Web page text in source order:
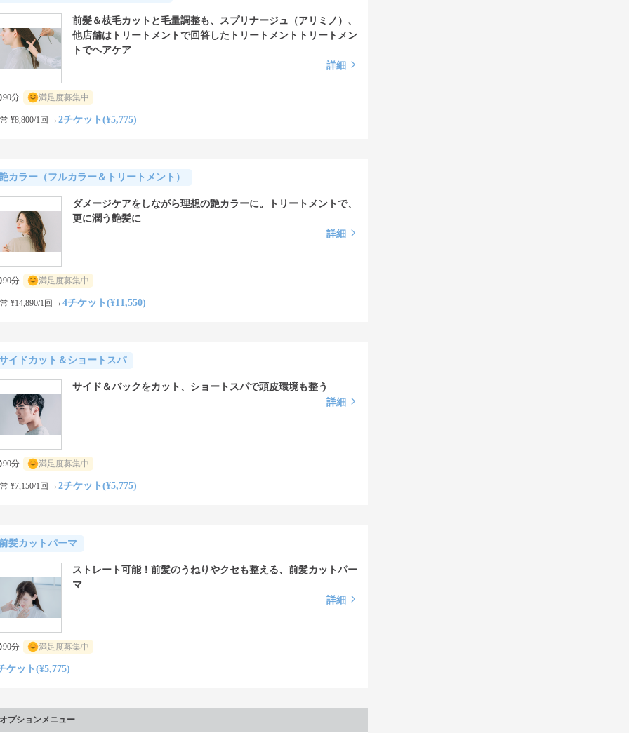
前髪＆枝毛カットと毛量調整も、スプリナージュ（アリミノ）、
他店舗はトリートメントで回答したトリートメントトリートメン
トでヘアケア
詳細
90分 満足度募集中
¥8,800/1回 → 2チケット(¥5,775)
カラー（フルカラー＆トリートメント）
ダメージケアをしながら理想の艶カラーに。トリートメントで、
更に潤う艶髪に
詳細
90分 満足度募集中
¥14,890/1回 → 4チケット(¥11,550)
イドカット＆ショートスパ
サイド＆バックをカット、ショートスパで頭皮環境も整う
詳細
90分 満足度募集中
¥7,150/1回 → 2チケット(¥5,775)
髪カットパーマ
ストレート可能！前髪のうねりやクセも整える、前髪カットパー
マ
詳細
90分 満足度募集中
ケット(¥5,775)
プションメニュー